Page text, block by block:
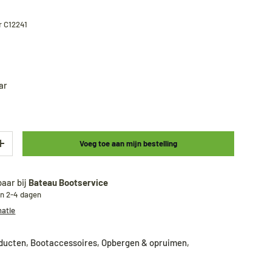
C12241
+ Voeg toe aan mijn bestelling
bij Bateau Bootservice
2-4 dagen
, Bootaccessoires, Opbergen & opruimen,